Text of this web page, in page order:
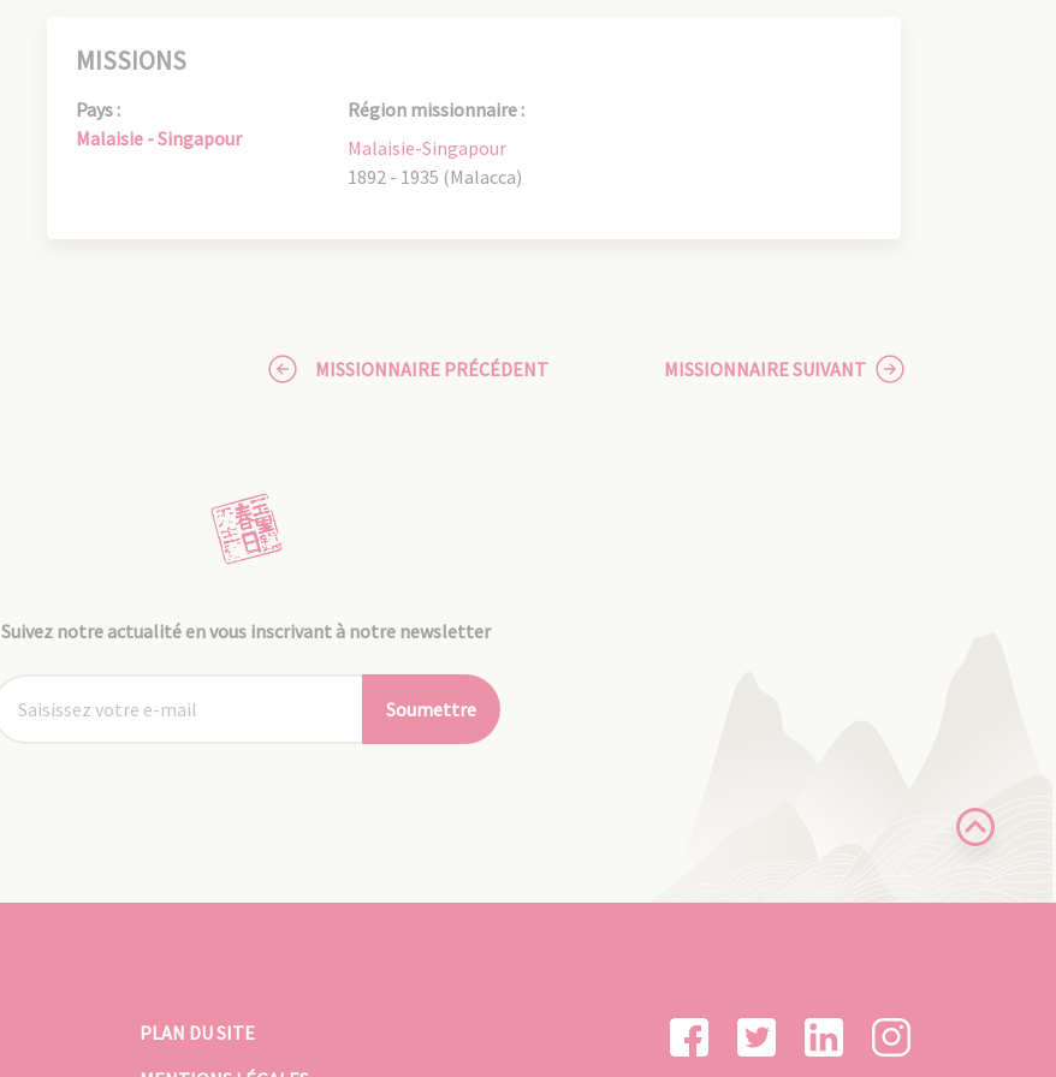
MISSIONS
Pays :
Malaisie - Singapour
Région missionnaire :
Malaisie-Singapour
1892 - 1935 (Malacca)
MISSIONNAIRE PRÉCÉDENT MISSIONNAIRE SUIVANT
Suivez notre actualité en vous inscrivant à notre newsletter
Soumettre
PLAN DU SITE